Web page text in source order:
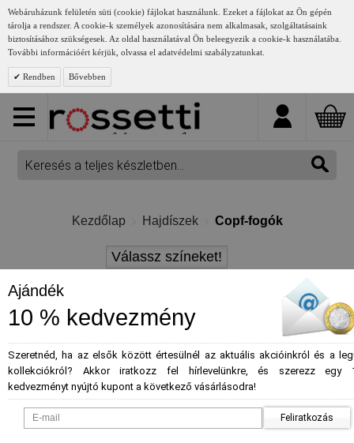
Webáruházunk felületén süti (cookie) fájlokat használunk. Ezeket a fájlokat az Ön gépén
tárolja a rendszer. A cookie-k személyek azonosítására nem alkalmasak, szolgáltatásaink
biztosításához szükségesek. Az oldal használatával Ön beleegyezik a cookie-k használatába.
További információért kérjük, olvassa el adatvédelmi szabályzatunkat.
Rendben Bővebben
Kezdőlap Hajdíszek Copf-fogók
Válassz színeket!
- %
Ajándék
10 % kedvezmény
Szeretnéd, ha az elsők között értesülnél az aktuális akcióinkról és a
kollekciókról? Akkor iratkozz fel hírlevelünkre, és szerezz egy
kedvezményt nyújtó kupont a következő vásárlásodra!
Feliratkozás